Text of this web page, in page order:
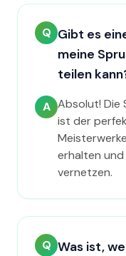
Q Gibt es
meine
teilen
A Absolut! Die
ist der
erhalten und
vernetzen.
Q Was ist,